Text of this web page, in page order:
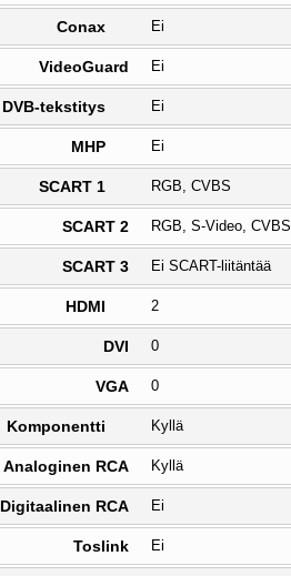
Conax Ei
VideoGuard Ei
DVB-tekstitys Ei
MHP Ei
SCART 1 RGB, CVBS
SCART 2 RGB, S-Video, CVBS
SCART 3 Ei SCART-liitäntää
HDMI 2
DVI 0
VGA 0
Komponentti Kyllä
Analoginen RCA Kyllä
Digitaalinen RCA Ei
Toslink Ei